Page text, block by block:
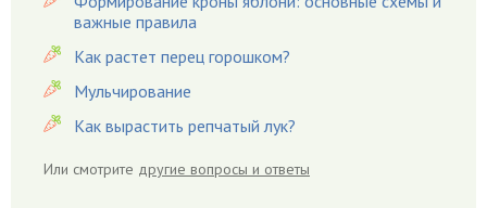
Гвоздики
Георгины
Герань
Гиацинт
Гиппеаструм
важные правила
Как растет перец горошком?
Мульчирование
Как вырастить репчатый лук?
Или смотрите другие вопросы и ответы